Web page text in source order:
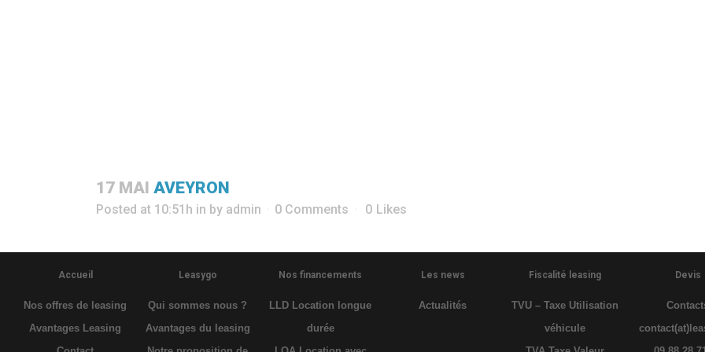
17 MAI AVEYRON
Posted at 10:51h in by admin 0 Comments 0 Likes
Accueil
Nos offres de leasing
Avantages Leasing
Leasygo
Qui sommes nous ?
Avantages du leasing
Nos financements
LLD Location longue
durée
Les news
Actualités
Fiscalité leasing
TVU – Taxe Utilisation
véhicule
Devis